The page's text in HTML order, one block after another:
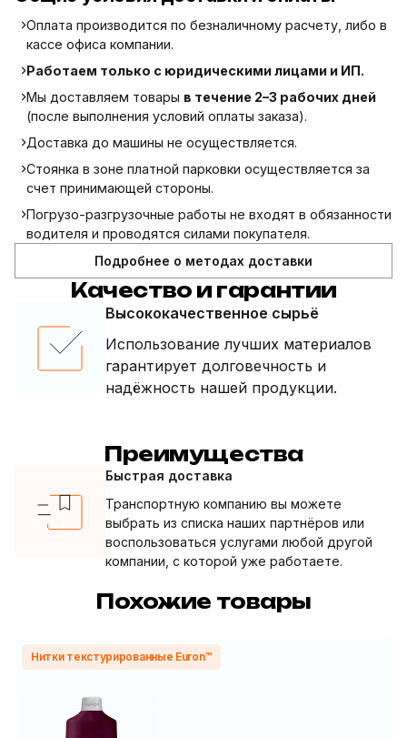
Оплата производится по безналичному расчету, либо в
кассе офиса компании.
Работаем только с юридическими лицами и ИП.
Мы доставляем товары в течение 2–3 рабочих дней
(после выполнения условий оплаты заказа).
Доставка до машины не осуществляется.
Стоянка в зоне платной парковки осуществляется за
счет принимающей стороны.
Погрузо-разгрузочные работы не входят в обязанности
водителя и проводятся силами покупателя.
Подробнее о методах доставки
Качество и гарантии
Высококачественное сырьё
Использование лучших материалов
гарантирует долговечность и
надёжность нашей продукции.
Преимущества
Быстрая доставка
Транспортную компанию вы можете
выбрать из списка наших партнёров или
воспользоваться услугами любой другой
компании, с которой уже работаете.
Похожие товары
Нитки текстурированные Euron™